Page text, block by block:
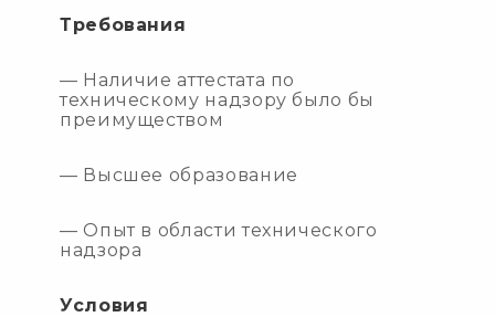
Требования
— Наличие аттестата по
техническому надзору было бы
преимуществом
— Высшее образование
— Опыт в области технического
надзора
Условия